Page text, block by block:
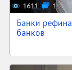
1611 1
Банки
банков